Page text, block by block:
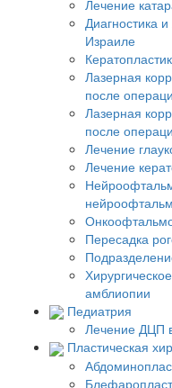
Лечение
Диагностика
Израиле
Лазерная
после
Лазерная
после
Лечение
Лечение
Пересадка
амблиопии
Педиатрия
Лечение ДЦП
Пластическая